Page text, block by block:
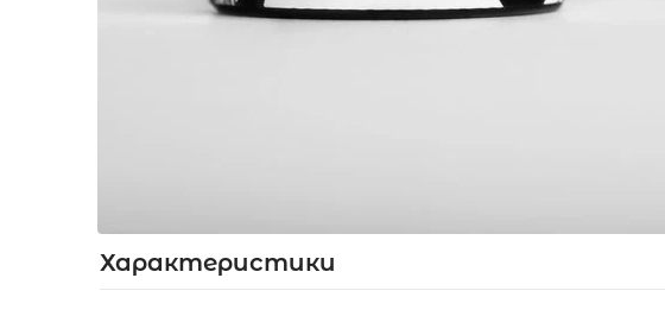
Характеристики